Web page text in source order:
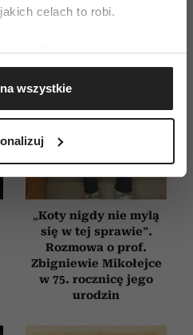
celach to robi.
chcielibyśmy również:
Twojej lokalizacji
nawet do kilku metrów
urządzenie, aktywnie
odcisk palca)
ustaw własne preferencje w
plików cookie możesz
zgodę w dowolnej chwili.
do spersonalizowania treści
społecznościowe i
udostępniamy partnerom
wszystkie
„Koty nigdy nie mylą
się w tej sprawie”.
Rozmowa o prof.
Zbigniewie Mikołejce
w 75. rocznicę jego
urodzin